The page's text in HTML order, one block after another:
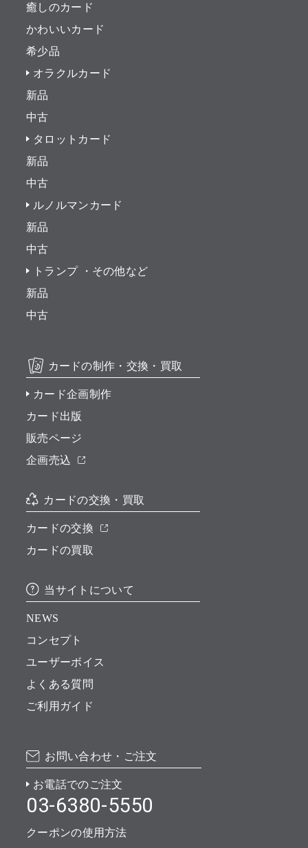
癒しのカード
かわいいカード
希少品
オラクルカード
新品
中古
タロットカード
新品
中古
ルノルマンカード
新品
中古
トランプ ・その他など
新品
中古
カードの制作・交換・買取
カード企画制作
カード出版
販売ページ
企画売込
カードの交換・買取
カードの交換
カードの買取
当サイトについて
NEWS
コンセプト
ユーザーボイス
よくある質問
ご利用ガイド
お問い合わせ・ご注文
お電話でのご注文
03-6380-5550
クーポンの使用方法